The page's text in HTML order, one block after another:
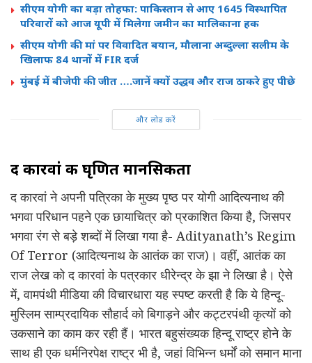
सीएम योगी का बड़ा तोहफा: पाकिस्तान से आए 1645 विस्थापित
परिवारों को आज यूपी में मिलेगा जमीन का मालिकाना हक
सीएम योगी की मां पर विवादित बयान, मौलाना अब्दुल्ला सलीम के
खिलाफ 84 थानों में FIR दर्ज
मुंबई में बीजेपी की जीत ….जानें क्यों उद्धव और राज ठाकरे हुए पीछे
और लोड करें
द कारवां की घृणित मानसिकता
द कारवां ने अपनी पत्रिका के मुख्य पृष्ठ पर योगी आदित्यनाथ की
भगवा परिधान पहने एकछायाचित्रको प्रकाशित किया है, जिसपर
भगवा रंग से बड़े शब्दों में लिखा गया है- Adityanath’s Regim
Of Terror (आदित्यनाथ के आतंक का राज)। वहीं, आतंक का
राज लेख को द कारवां के पत्रकार धीरेन्द्र के झा ने लिखा है। ऐसे
में, वामपंथी मीडिया की विचारधारा यह स्पष्ट करती है कि ये हिन्दू-
मुस्लिम साम्प्रदायिक सौहार्द को बिगाड़ने और कट्टरपंथी कृत्यों को
उकसाने का काम कर रही हैं। भारत बहुसंख्यक हिन्दू राष्ट्र होने के
साथ ही एक धर्मनिरपेक्ष राष्ट्र भी है, जहां विभिन्न धर्मों को समान माना